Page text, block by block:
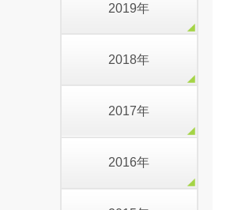
2019年
2018年
2017年
2016年